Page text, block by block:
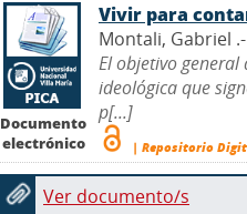
Documento
electrónico
Vivir para
Montali, Gabriel
El objetivo
ideológica que
p[...]
| Repositorio
Ver documento/s